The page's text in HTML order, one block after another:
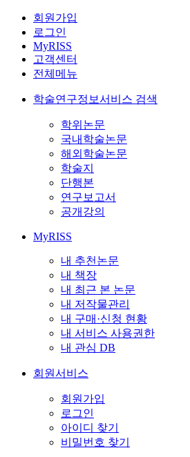
회원가입
로그인
MyRISS
고객센터
전체메뉴
학술연구정보서비스 검색
학위논문
국내학술논문
해외학술논문
학술지
단행본
연구보고서
공개강의
MyRISS
내 추천논문
내 책장
내 최근 본 논문
내 저작물관리
내 구매·신청 현황
내 서비스 사용권한
내 관심 DB
회원서비스
회원가입
로그인
아이디 찾기
비밀번호 찾기